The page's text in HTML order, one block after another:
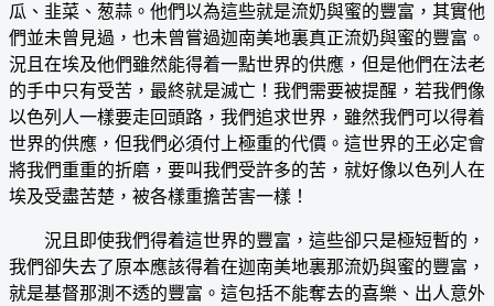
瓜、韭菜、葱蒜。他們以為這些就是流奶與蜜的豐富，其實他
們並未曾見過，也未曾嘗過迦南美地裏真正流奶與蜜的豐富。
況且在埃及他們雖然能得着一點世界的供應，但是他們在法老
的手中只有受苦，最終就是滅亡！我們需要被提醒，若我們像
以色列人一樣要走回頭路，我們追求世界，雖然我們可以得着
世界的供應，但我們必須付上極重的代價。這世界的王必定會
將我們重重的折磨，要叫我們受許多的苦，就好像以色列人在
埃及受盡苦楚，被各樣重擔苦害一樣！
況且即使我們得着這世界的豐富，這些卻只是極短暫的，
我們卻失去了原本應該得着在迦南美地裏那流奶與蜜的豐富，
就是基督那測不透的豐富。這包括不能奪去的喜樂、出人意外